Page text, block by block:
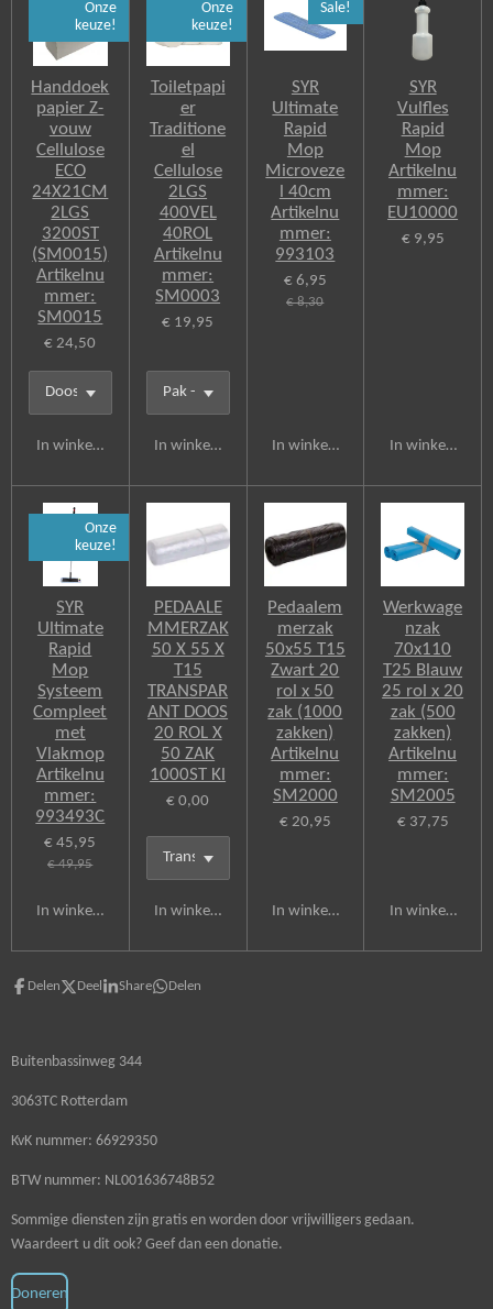
Onze
keuze!
Handdoek
papier Z-
vouw
Cellulose
ECO
24X21CM
2LGS
3200ST
(SM0015)
Artikelnu
mmer:
SM0015
€ 24,50
In winkelwagen
Onze
keuze!
Toiletpapi
er
Traditione
el
Cellulose
2LGS
400VEL
40ROL
Artikelnu
mmer:
SM0003
€ 19,95
In winkelwagen
Sale!
SYR
Ultimate
Rapid
Mop
Microveze
l 40cm
Artikelnu
mmer:
993103
€ 6,95
€ 8,30
In winkelwagen
SYR
Vulfles
Rapid
Mop
Artikelnu
mmer:
EU10000
€ 9,95
In winkelwagen
Onze
keuze!
SYR
Ultimate
Rapid
Mop
Systeem
Compleet
met
Vlakmop
Artikelnu
mmer:
993493C
€ 45,95
€ 49,95
In winkelwagen
PEDAALE
MMERZAK
50 X 55 X
T15
TRANSPAR
ANT DOOS
20 ROL X
50 ZAK
1000ST Kl
€ 0,00
In winkelwagen
Pedaalem
merzak
50x55 T15
Zwart 20
rol x 50
zak (1000
zakken)
Artikelnu
mmer:
SM2000
€ 20,95
In winkelwagen
Werkwage
nzak
70x110
T25 Blauw
25 rol x 20
zak (500
zakken)
Artikelnu
mmer:
SM2005
€ 37,75
In winkelwagen
Delen Deel Share Delen
Buitenbassinweg 344
3063TC Rotterdam
KvK nummer: 66929350
BTW nummer: NL001636748B52
Sommige diensten zijn gratis en worden door vrijwilligers gedaan.
Waardeert u dit ook? Geef dan een donatie.
Doneren